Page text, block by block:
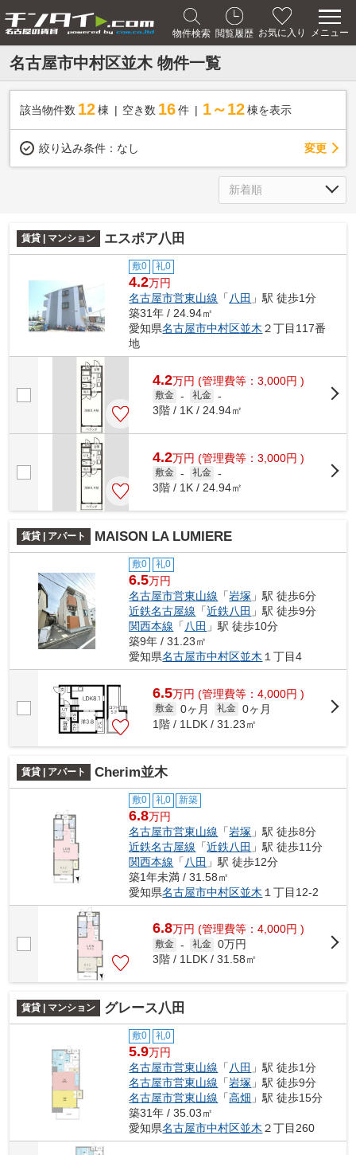
物件検索 閲覧履歴 お気に入り メニュー
名古屋市中村区並木 物件一覧
該当物件数 12棟 空き数 16 件 1～12 棟を表示
絞り込み条件： なし 変更
賃貸 | マンション エスポア八田
敷0 礼0
4.2万円
名古屋市営東山線 「八田 」駅 徒歩1分
築31年 / 24.94㎡
愛知県名古屋市中村区並木 ２丁目117番
地
4.2万円 (管理費等：3,000円 )
敷金 - 礼金 -
3階 / 1K / 24.94㎡
4.2万円 (管理費等：3,000円 )
敷金 - 礼金 -
3階 / 1K / 24.94㎡
賃貸 | アパート MAISON LA LUMIERE
敷0 礼0
6.5万円
名古屋市営東山線 「岩塚 」駅 徒歩6分
近鉄名古屋線 「近鉄八田 」駅 徒歩9分
関西本線 「 八田 」駅 徒歩10分
築9年 / 31.23㎡
愛知県名古屋市中村区並木 １丁目4
6.5万円 (管理費等：4,000円 )
敷金 0ヶ月 礼金 0ヶ月
1階 / 1LDK / 31.23㎡
賃貸 | アパート Cherim並木
敷0 礼0 新築
6.8万円
名古屋市営東山線 「岩塚 」駅 徒歩8分
近鉄名古屋線 「近鉄八田 」駅 徒歩11分
関西本線 「 八田 」駅 徒歩12分
築1年未満 / 31.58㎡
愛知県名古屋市中村区並木 １丁目12-2
6.8万円 (管理費等：4,000円 )
敷金 - 礼金 0万円
3階 / 1LDK / 31.58㎡
賃貸 | マンション グレース八田
敷0 礼0
5.9万円
名古屋市営東山線 「 八田 」駅 徒歩1分
名古屋市営東山線 「岩塚 」駅 徒歩9分
名古屋市営東山線 「高畑 」駅 徒歩15分
築31年 / 35.03㎡
愛知県名古屋市中村区並木 ２丁目260